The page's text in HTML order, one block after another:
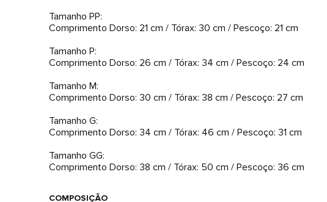
Tamanho PP:
Comprimento Dorso: 21 cm / Tórax: 30 cm / Pescoço: 21 cm
Tamanho P:
Comprimento Dorso: 26 cm / Tórax: 34 cm / Pescoço: 24 cm
Tamanho M:
Comprimento Dorso: 30 cm / Tórax: 38 cm / Pescoço: 27 cm
Tamanho G:
Comprimento Dorso: 34 cm / Tórax: 46 cm / Pescoço: 31 cm
Tamanho GG:
Comprimento Dorso: 38 cm / Tórax: 50 cm / Pescoço: 36 cm
COMPOSIÇÃO